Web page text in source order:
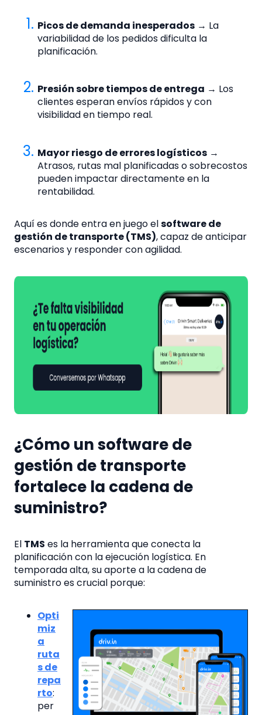
Picos de demanda inesperados → La
variabilidad de los pedidos dificulta la
planificación.
Presión sobre tiempos de entrega → Los
clientes esperan envíos rápidos y con
visibilidad en tiempo real.
Mayor riesgo de errores logísticos →
Atrasos, rutas mal planificadas o sobrecostos
pueden impactar directamente en la
rentabilidad.
Aquí es donde entra en juego elsoftware de
gestión de transporte (TMS), capaz de anticipar
escenarios y responder con agilidad.
¿Cómo un software de
gestión de transporte
fortalece la cadena de
suministro?
El TMS es la herramienta que conecta la
planificación con la ejecución logística. En
temporada alta, su aporte a la cadena de
suministro es crucial porque:
Opti
miz
a
ruta
s de
repa
rto:
per